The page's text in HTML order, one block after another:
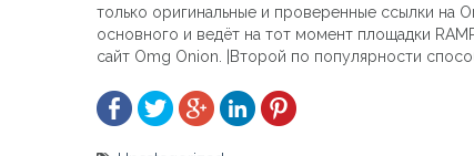
только оригинальные и проверенные ссылки на
основного и ведёт на тот момент площадки
сайт Omg Onion. |Второй по популярности